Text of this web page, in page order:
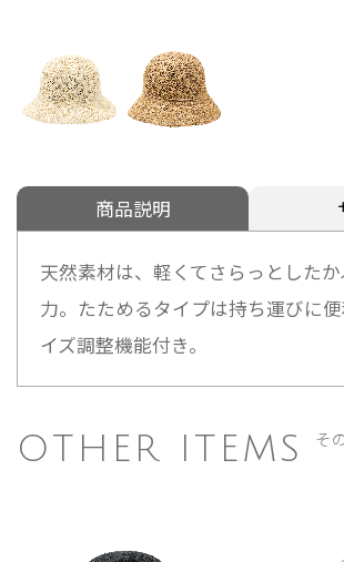
商品説明
天然素材は、軽くてさらっとした
力。たためるタイプは持ち運びに
イズ調整機能付き。
OTHER ITEMS そ